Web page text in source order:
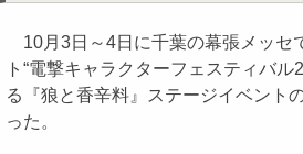
10月3日～4日に千葉の幕張メッセ
ト“電撃キャラクターフェスティバ
る『狼と香辛料』ステージイベント
った。